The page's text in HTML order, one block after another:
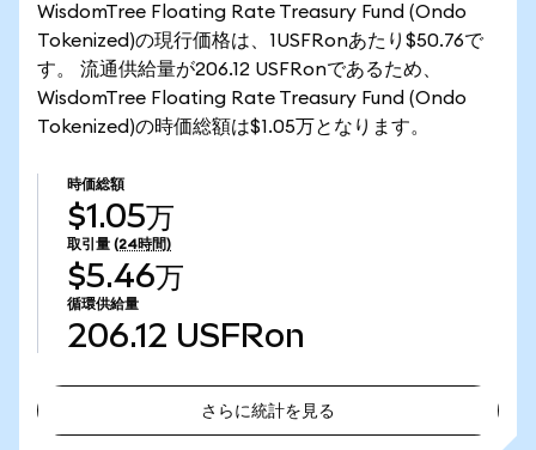
WisdomTree Floating Rate Treasury Fund (Ondo
Tokenized)の現行価格は、1USFRonあたり$50.76で
す。 流通供給量が206.12 USFRonであるため、
WisdomTree Floating Rate Treasury Fund (Ondo
Tokenized)の時価総額は$1.05万となります。
時価総額
$1.05万
取引量 (24時間)
$5.46万
循環供給量
206.12 USFRon
さらに統計を見る